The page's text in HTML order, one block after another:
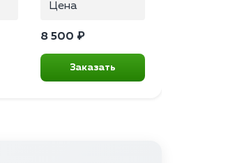
Цена
8 500 ₽
Заказать